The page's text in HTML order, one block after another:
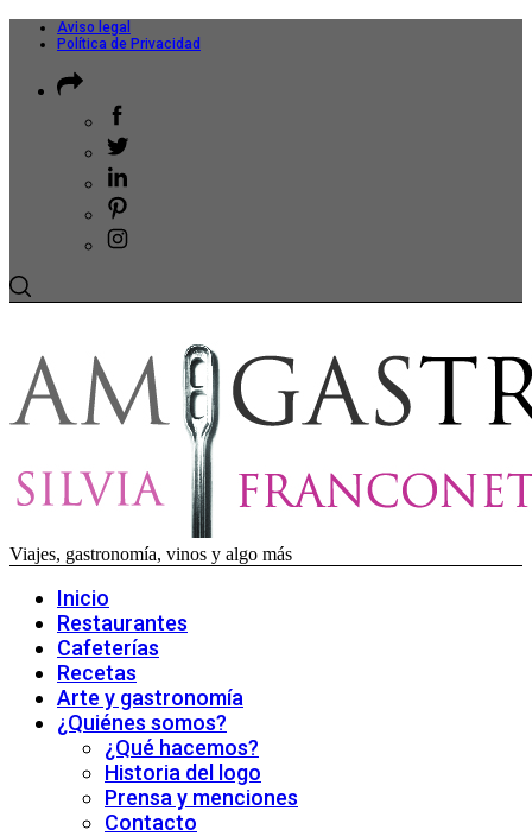
Aviso legal
Política de Privacidad
Viajes, gastronomía, vinos y algo más
Inicio
Restaurantes
Cafeterías
Recetas
Arte y gastronomía
¿Quiénes somos?
¿Qué hacemos?
Historia del logo
Prensa y menciones
Contacto